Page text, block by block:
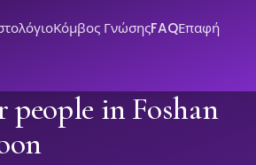
Κόμβος ΓνώσηςFAQΕπαφή
people in Foshan